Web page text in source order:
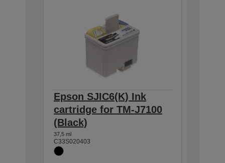
Epson SJIC6(K) Ink
cartridge for TM-J7100
(Black)
37,5 ml
C33S020403